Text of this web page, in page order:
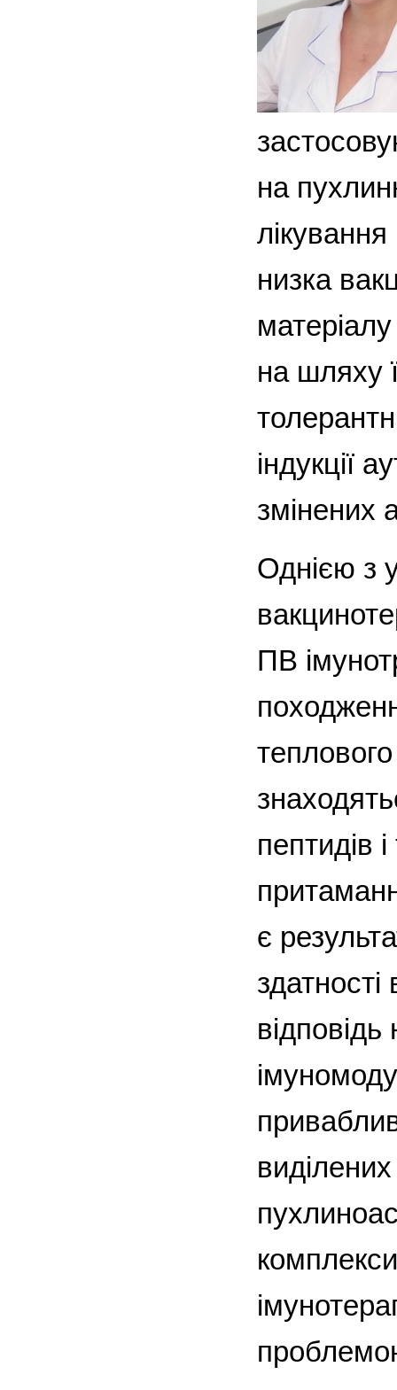
на
низка
на шляху
індукції
змінених
Однією з
ПВ
пептидів
є